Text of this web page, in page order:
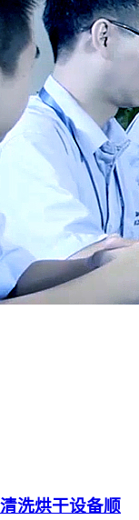
洗烘干设备顺